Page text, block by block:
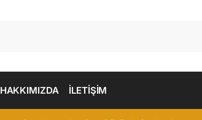
HAKKIMIZDA İLETİŞİM